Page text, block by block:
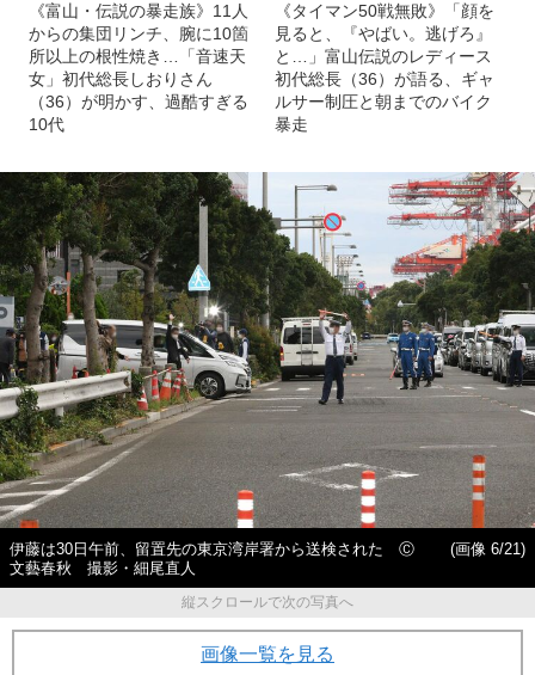
《富山・伝説の暴走族》11人
からの集団リンチ、腕に10箇
所以上の根性焼き…「音速天
女」初代総長しおりさん
（36）が明かす、過酷すぎる
10代
《タイマン50戦無敗》「顔を
見ると、『やばい。逃げろ』
と…」富山伝説のレディース
初代総長（36）が語る、ギャ
ルサー制圧と朝までのバイク
暴走
伊藤は30日午前、留置先の東京湾岸署から送検された Ⓒ
文藝春秋 撮影・細尾直人
(画像 6/21)
縦スクロールで次の写真へ
画像一覧を見る